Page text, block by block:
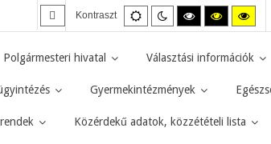
Kontraszt
Alapértelmezett
mód
Éjszakai
mód
Magas
kontraszt
mód.
Magas
kontraszt
mód.mód.
Polgármesteri hivatal Választási információk
Gyermekintézmények
Közérdekű adatok, közzétételi lista